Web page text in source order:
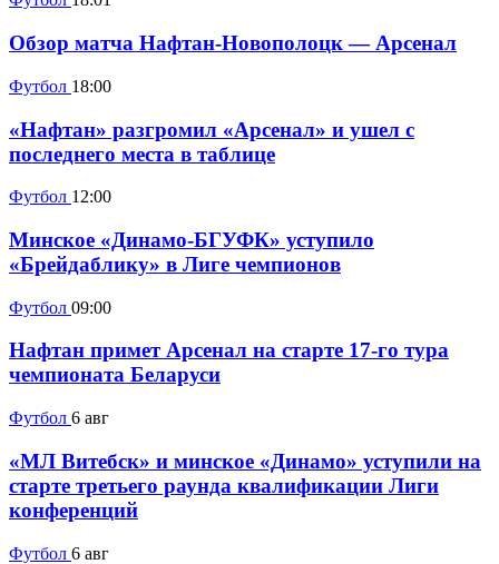
Обзор матча Нафтан-Новополоцк — Арсенал
Футбол 18:00
«Нафтан» разгромил «Арсенал» и ушел с
последнего места в таблице
Футбол 12:00
Минское «Динамо-БГУФК» уступило
«Брейдаблику» в Лиге чемпионов
Футбол 09:00
Нафтан примет Арсенал на старте 17-го тура
чемпионата Беларуси
Футбол 6 авг
«МЛ Витебск» и минское «Динамо» уступили на
старте третьего раунда квалификации Лиги
конференций
Футбол 6 авг